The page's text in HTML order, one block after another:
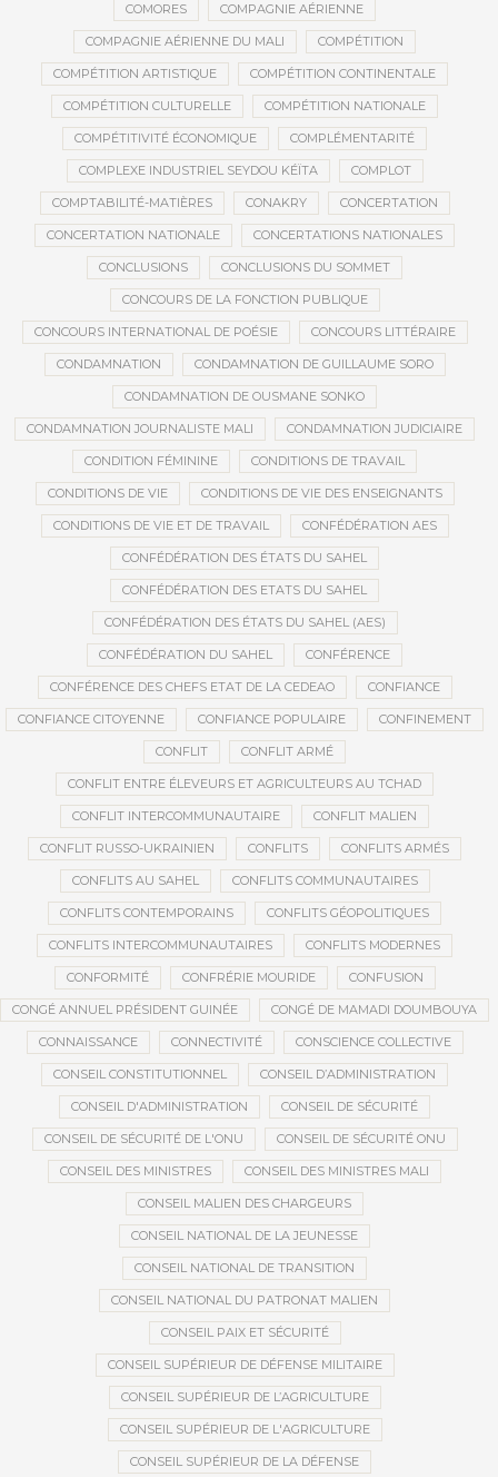
COMORES COMPAGNIE AÉRIENNE
COMPAGNIE AÉRIENNE DU MALI COMPÉTITION
COMPÉTITION ARTISTIQUE COMPÉTITION CONTINENTALE
COMPÉTITION CULTURELLE COMPÉTITION NATIONALE
COMPÉTITIVITÉ ÉCONOMIQUE COMPLÉMENTARITÉ
COMPLEXE INDUSTRIEL SEYDOU KÉÏTA COMPLOT
COMPTABILITÉ-MATIÈRES CONAKRY CONCERTATION
CONCERTATION NATIONALE CONCERTATIONS NATIONALES
CONCLUSIONS CONCLUSIONS DU SOMMET
CONCOURS DE LA FONCTION PUBLIQUE
CONCOURS INTERNATIONAL DE POÉSIE CONCOURS LITTÉRAIRE
CONDAMNATION CONDAMNATION DE GUILLAUME SORO
CONDAMNATION DE OUSMANE SONKO
CONDAMNATION JOURNALISTE MALI CONDAMNATION JUDICIAIRE
CONDITION FÉMININE CONDITIONS DE TRAVAIL
CONDITIONS DE VIE CONDITIONS DE VIE DES ENSEIGNANTS
CONDITIONS DE VIE ET DE TRAVAIL CONFÉDÉRATION AES
CONFÉDÉRATION DES ÉTATS DU SAHEL
CONFÉDÉRATION DES ETATS DU SAHEL
CONFÉDÉRATION DES ÉTATS DU SAHEL (AES)
CONFÉDÉRATION DU SAHEL CONFÉRENCE
CONFÉRENCE DES CHEFS ETAT DE LA CEDEAO CONFIANCE
CONFIANCE CITOYENNE CONFIANCE POPULAIRE CONFINEMENT
CONFLIT CONFLIT ARMÉ
CONFLIT ENTRE ÉLEVEURS ET AGRICULTEURS AU TCHAD
CONFLIT INTERCOMMUNAUTAIRE CONFLIT MALIEN
CONFLIT RUSSO-UKRAINIEN CONFLITS CONFLITS ARMÉS
CONFLITS AU SAHEL CONFLITS COMMUNAUTAIRES
CONFLITS CONTEMPORAINS CONFLITS GÉOPOLITIQUES
CONFLITS INTERCOMMUNAUTAIRES CONFLITS MODERNES
CONFORMITÉ CONFRÉRIE MOURIDE CONFUSION
CONGÉ ANNUEL PRÉSIDENT GUINÉE CONGÉ DE MAMADI DOUMBOUYA
CONNAISSANCE CONNECTIVITÉ CONSCIENCE COLLECTIVE
CONSEIL CONSTITUTIONNEL CONSEIL D’ADMINISTRATION
CONSEIL D'ADMINISTRATION CONSEIL DE SÉCURITÉ
CONSEIL DE SÉCURITÉ DE L'ONU CONSEIL DE SÉCURITÉ ONU
CONSEIL DES MINISTRES CONSEIL DES MINISTRES MALI
CONSEIL MALIEN DES CHARGEURS
CONSEIL NATIONAL DE LA JEUNESSE
CONSEIL NATIONAL DE TRANSITION
CONSEIL NATIONAL DU PATRONAT MALIEN
CONSEIL PAIX ET SÉCURITÉ
CONSEIL SUPÉRIEUR DE DÉFENSE MILITAIRE
CONSEIL SUPÉRIEUR DE L’AGRICULTURE
CONSEIL SUPÉRIEUR DE L'AGRICULTURE
CONSEIL SUPÉRIEUR DE LA DÉFENSE